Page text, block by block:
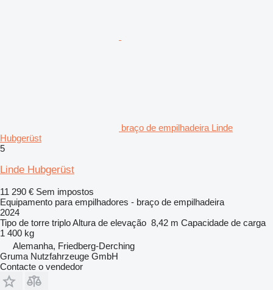
braço de empilhadeira Linde
Hubgerüst
5
Linde Hubgerüst
11 290 € Sem impostos
Equipamento para empilhadores - braço de empilhadeira
2024
Tipo de torre triploAltura de elevação 8,42 m Capacidade de carga
1 400 kg
Alemanha, Friedberg-Derching
Gruma Nutzfahrzeuge GmbH
Contacte o vendedor